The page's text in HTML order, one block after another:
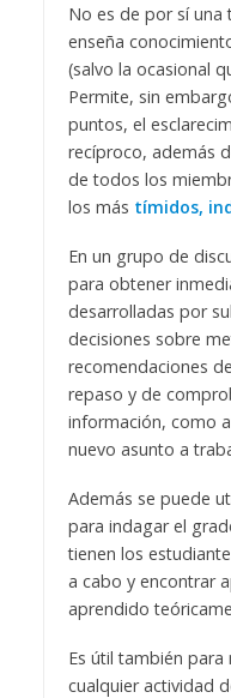
No es de por sí una
enseña
(salvo la ocasional
Permite, sin
puntos, el
recíproco, además
de todos los
los más tímidos,
En un grupo de
para obtener
desarrolladas por
decisiones sobre
recomendaciones
repaso y de
información, como
nuevo asunto a
Además se puede
para indagar el
tienen los
a cabo y encontrar
aprendido
Es útil también para
cualquier actividad